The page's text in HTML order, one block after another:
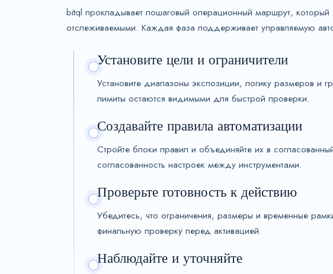
bitql прокладывает пошаговый операционный маршрут,
отслеживаемыми. Каждая фаза поддерживает управляемую
Установите цели и ограничители
Установите диапазоны экспозиции, логику размеров и
лимиты остаются видимыми для быстрой проверки.
Создавайте правила автоматизации
Стройте блоки правил и объединяйте их в
согласованность настроек между инструментами.
Проверьте готовность к действию
Убедитесь, что ограничения, размеры и временные
финальную проверку перед активацией.
Наблюдайте и уточняйте